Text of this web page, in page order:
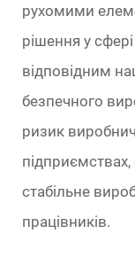
рухомими
рішення у
відповідним
безпечного
ризик
стабільне
працівників.